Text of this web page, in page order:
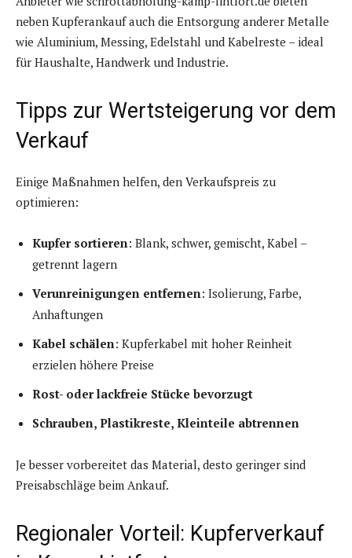
neben Kupferankauf auch die Entsorgung anderer Metalle
wie Aluminium, Messing, Edelstahl und Kabelreste – ideal
für Haushalte, Handwerk und Industrie.
Tipps zur Wertsteigerung vor dem
Verkauf
Einige Maßnahmen helfen, den Verkaufspreis zu
optimieren:
Kupfer sortieren: Blank, schwer, gemischt, Kabel –
getrennt lagern
Verunreinigungen entfernen: Isolierung, Farbe,
Anhaftungen
Kabel schälen: Kupferkabel mit hoher Reinheit
erzielen höhere Preise
Rost- oder lackfreie Stücke bevorzugt
Schrauben, Plastikreste, Kleinteile abtrennen
Je besser vorbereitet das Material, desto geringer sind
Preisabschläge beim Ankauf.
Regionaler Vorteil: Kupferverkauf